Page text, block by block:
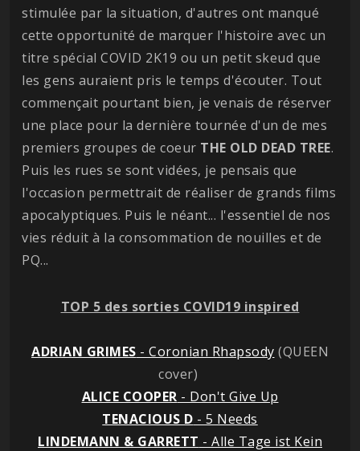
stimulée par la situation, d'autres ont manqué
cette opportunité de marquer l'histoire avec un
titre spécial COVID 2K19 ou un petit skeud que
les gens auraient pris le temps d'écouter. Tout
commençait pourtant bien, je venais de réserver
une place pour la dernière tournée d'un de mes
premiers groupes de coeur THE OLD DEAD TREE.
Puis les rues se sont vidées, je pensais que
l'occasion permettrait de réaliser de grands films
apocalyptiques. Puis le néant... l'essentiel de nos
vies réduit à la consommation de nouilles et de
PQ...
TOP 5 des sorties COVID19 inspired
ADRIAN GRIMES - Coronian Rhapsody (QUEEN
cover)
ALICE COOPER - Don't Give Up
TENACIOUS D - 5 Needs
LINDEMANN & GARRETT - Alle Tage ist Kein